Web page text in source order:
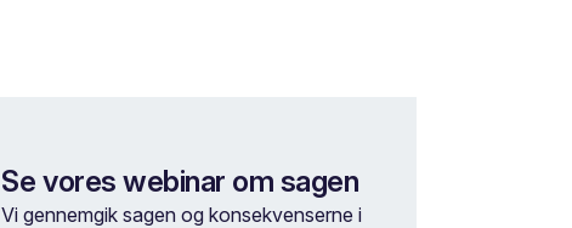
Se vores webinar om sagen
Vi gennemgik sagen og konsekvenserne i